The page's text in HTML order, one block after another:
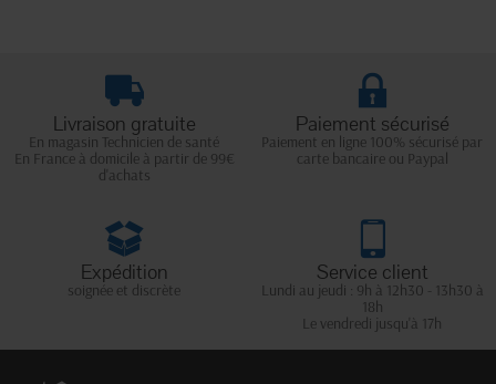
Livraison gratuite
En magasin Technicien de santé
En France à domicile à partir de 99€
d'achats
Paiement sécurisé
Paiement en ligne 100% sécurisé par
carte bancaire ou Paypal
Expédition
soignée et discrète
Service client
Lundi au jeudi : 9h à 12h30 - 13h30 à
18h
Le vendredi jusqu'à 17h